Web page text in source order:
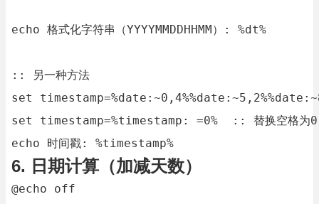
echo 格式化字符串（YYYYMMDDHHMM）: %dt%
:: 另一种方法
set
set timestamp=%timestamp: =0%  :: 替换空格为0
echo 时间戳: %timestamp%
6. 日期计算（加减天数）
@echo off